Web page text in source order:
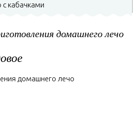
кабачками
домашнего лечо